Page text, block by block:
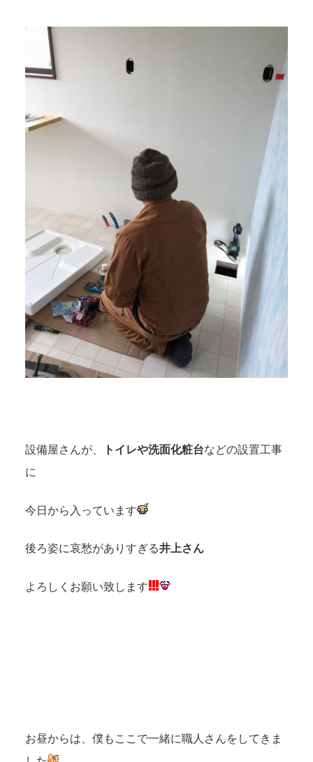
設備屋さんが、 トイレや洗面化粧台などの設置工事
に
今日から入っています
後ろ姿に哀愁がありすぎる井上さん
よろしくお願い致します
お昼からは、僕もここで一緒に職人さんをしてきま